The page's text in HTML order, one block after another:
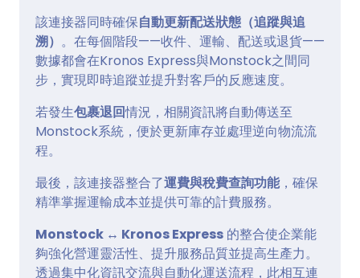
該連接器同時確保自動更新配送狀態（追蹤與追
溯） 。在每個階段——收件、運輸、配送或退貨——
數據都會在Kronos Express與Monstock之間同
步，實現即時追蹤並提升對客戶的反應速度。
若發生包裹退回情況，相關資訊將自動傳送至
Monstock系統，便於更新庫存並處理逆向物流流
程。
最後，該連接器整合了運費與稅費查詢功能，確保
精準掌握運輸成本並提供可靠的計費服務。
Monstock ↔ Kronos Express 的整合使企業能
夠強化營運靈活性、提升服務品質並提高生產力。
透過集中化資訊交流與自動化運送流程，此相互連